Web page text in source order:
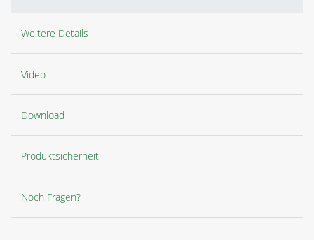
Weitere Details
Video
Download
Produktsicherheit
Noch Fragen?